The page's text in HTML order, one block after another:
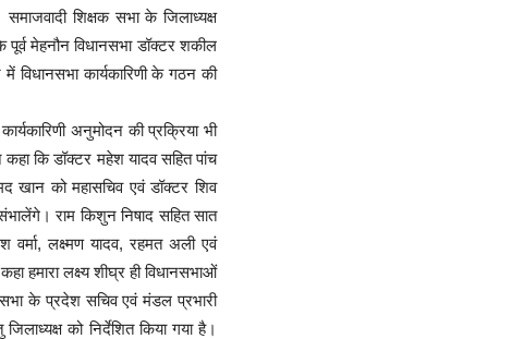
समाजवादी शिक्षक सभा के जिलाध्यक्ष
मेहनौन विधानसभा डॉक्टर शकील
कार्यकारिणी के गठन की
अनुमोदन की प्रक्रिया भी
कि डॉक्टर महेश यादव सहित पांच
खान को महासचिव एवं डॉक्टर शिव
संभालेंगे। राम किशुन निषाद सहित सात
वर्मा, लक्ष्मण यादव, रहमत अली एवं
हमारा लक्ष्य शीघ्र ही विधानसभाओं
सभा के प्रदेश सचिव एवं मंडल प्रभारी
को निर्देशित किया गया है।